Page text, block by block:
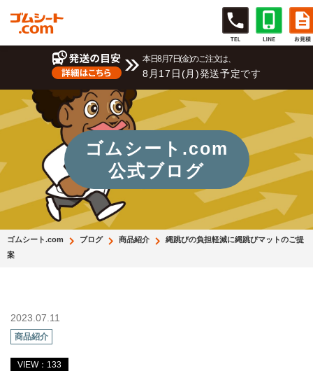
本日8月7日(金)のご注文は、
8月17日(月)発送予定です
ゴムシート.com
公式ブログ
ゴムシート.com ブログ 商品紹介
縄跳びの負担軽減に縄跳びマットのご提
案
2023.07.11
商品紹介
VIEW：133